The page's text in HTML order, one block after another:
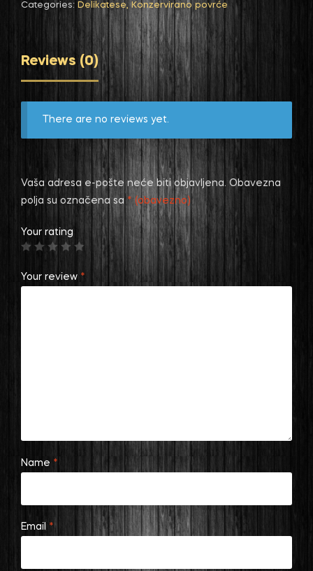
Categories: Delikatese, Konzervirano povrće
Reviews (0)
There are no reviews yet.
Vaša adresa e-pošte neće biti objavljena. Obavezna
polja su označena sa * (obavezno)
Your rating
Your review *
Name *
Email *